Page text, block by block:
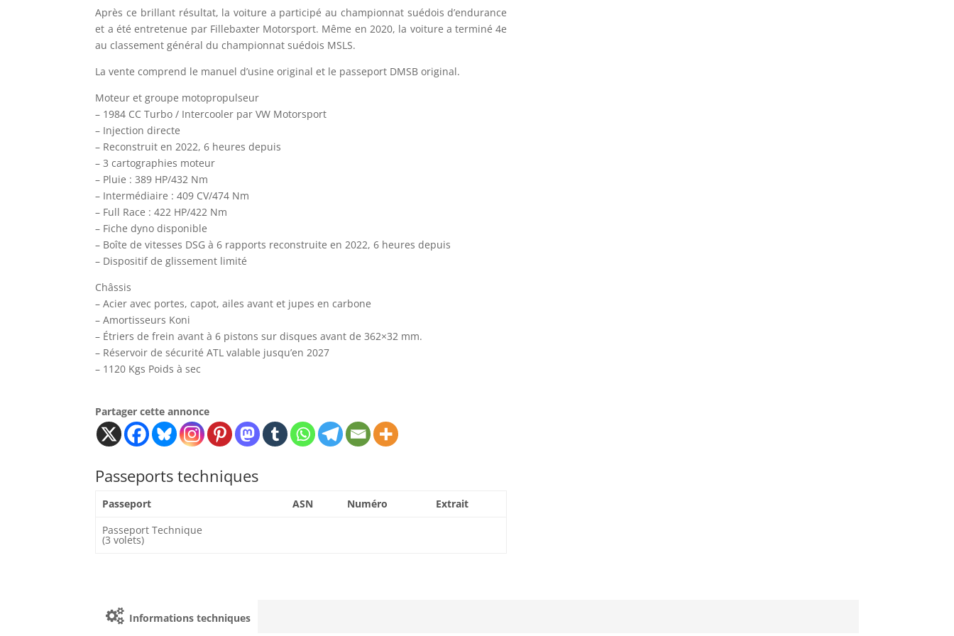
Après ce brillant résultat, la voiture a participé au championnat suédois d’endurance
et a été entretenue par Fillebaxter Motorsport. Même en 2020, la voiture a terminé 4e
au classement général du championnat suédois MSLS.
La vente comprend le manuel d’usine original et le passeport DMSB original.
Moteur et groupe motopropulseur
– 1984 CC Turbo / Intercooler par VW Motorsport
– Injection directe
– Reconstruit en 2022, 6 heures depuis
– 3 cartographies moteur
– Pluie : 389 HP/432 Nm
– Intermédiaire : 409 CV/474 Nm
– Full Race : 422 HP/422 Nm
– Fiche dyno disponible
– Boîte de vitesses DSG à 6 rapports reconstruite en 2022, 6 heures depuis
– Dispositif de glissement limité
Châssis
– Acier avec portes, capot, ailes avant et jupes en carbone
– Amortisseurs Koni
– Étriers de frein avant à 6 pistons sur disques avant de 362×32 mm.
– Réservoir de sécurité ATL valable jusqu’en 2027
– 1120 Kgs Poids à sec
Partager cette annonce
Passeports techniques
Passeport ASN Numéro
Extrait
Passeport Technique
(3 volets)
Informations techniques